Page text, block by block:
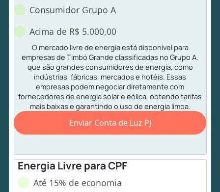
Consumidor Grupo A
Acima de R$ 5.000,00
O mercado livre de energia está disponível para
empresas de Timbó Grande classificadas no Grupo A,
que são grandes consumidores de energia, como
indústrias, fábricas, mercados e hotéis. Essas
empresas podem negociar diretamente com
fornecedores de energia solar e eólica, obtendo tarifas
mais baixas e garantindo o uso de energia limpa.
Enviar Conta de Luz PJ
Energia Livre para CPF
Até 15% de economia